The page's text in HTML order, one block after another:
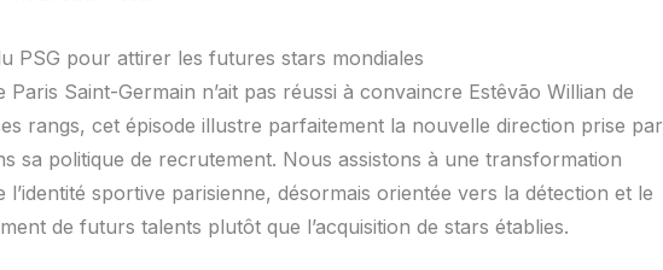
PSG pour attirer les futures stars mondiales
Paris Saint-Germain n’ait pas réussi à convaincre Estêvão Willian de
rangs, cet épisode illustre parfaitement la nouvelle direction prise par
sa politique de recrutement. Nous assistons à une transformation
l’identité sportive parisienne, désormais orientée vers la détection et le
de futurs talents plutôt que l’acquisition de stars établies.